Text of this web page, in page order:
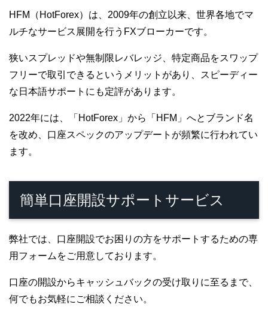
HFM（HotForex）は、2009年の創立以来、世界各地でマ
ルチなサービス展開を行うFXブローカーです。
狭いスプレッドや無制限レバレッジ、特定商品をスワップ
フリーで取引できるというメリットがあり、スピーディー
な日本語サポートにも定評があります。
2022年には、「HotForex」から「HFM」へとブランド名
を改め、口座スペックのアップデートが頻繁に行われてい
ます。
簡単口座開設サポートサービス
弊社では、口座開設でお困りの方をサポートするための専
用フォームをご用意しております。
口座の開設からキャッシュバックの受け取りに至るまで、
何でもお気軽にご相談ください。